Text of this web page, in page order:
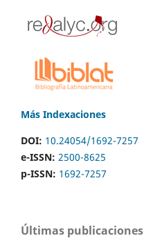
Más Indexaciones
DOI: 10.24054/1692-7257
e-ISSN: 2500-8625
p-ISSN: 1692-7257
Últimas publicaciones